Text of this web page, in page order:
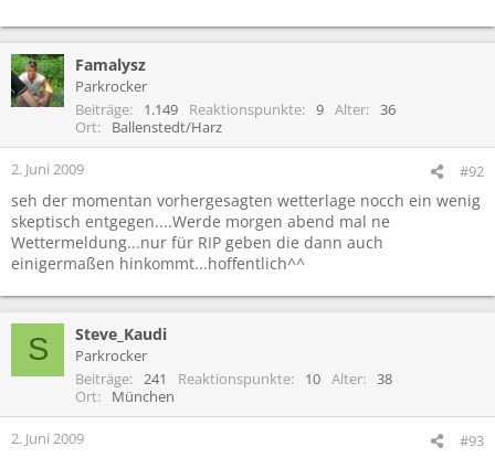
Famalysz
Parkrocker
Beiträge
1.149 Reaktionspunkte 9 Alter
36
Ort
Ballenstedt/Harz
2. Juni 2009 #92
seh der momentan vorhergesagten wetterlage nocch ein wenig
skeptisch entgegen....Werde morgen abend mal ne
Wettermeldung...nur für RIP geben die dann auch
einigermaßen hinkommt...hoffentlich^^
S Steve_Kaudi
Parkrocker
Beiträge
241 Reaktionspunkte 10 Alter
38
Ort
München
2. Juni 2009 #93